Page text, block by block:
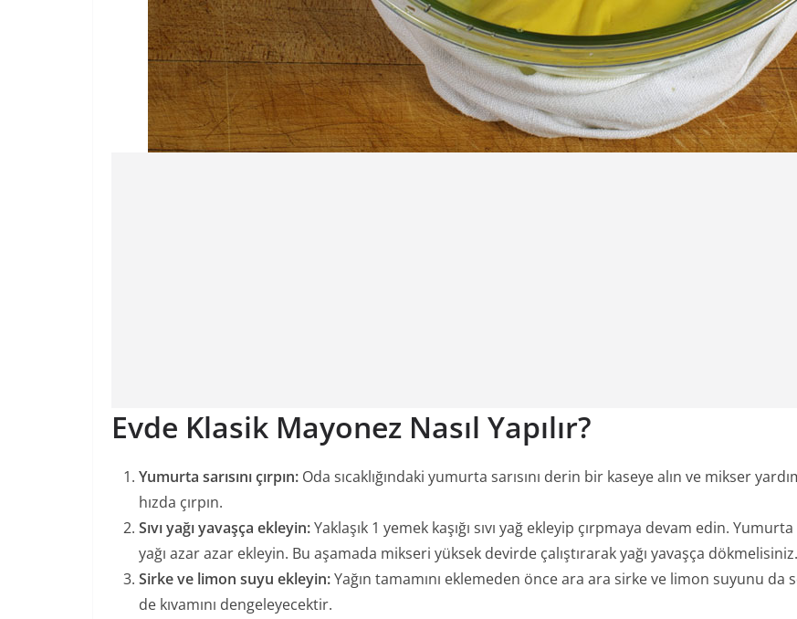
Evde Klasik Mayonez Nasıl Yapılır?
Yumurta sarısını çırpın: Oda sıcaklığındaki yumurta sarısını derin bir kaseye alın ve mikser
hızda çırpın.
Sıvı yağı yavaşça ekleyin:Yaklaşık 1 yemek kaşığı sıvı yağ ekleyip çırpmaya devam edin.
yağı azar azar ekleyin. Bu aşamada mikseri yüksek devirde çalıştırarak yağı yavaşça dökmelisiniz.
Sirke ve limon suyu ekleyin:Yağın tamamını eklemeden önce ara ara sirke ve limon suyunu
de kıvamını dengeleyecektir.